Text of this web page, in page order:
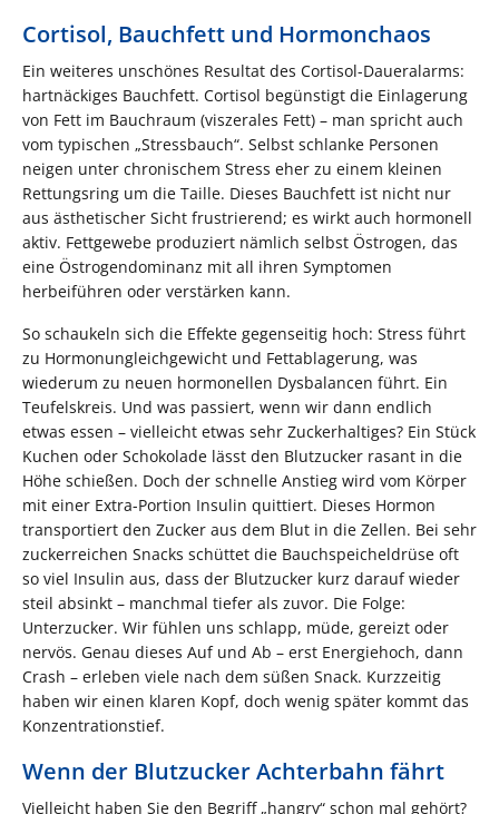
Cortisol, Bauchfett und Hormonchaos
Ein weiteres unschönes Resultat des Cortisol-Daueralarms:
hartnäckiges Bauchfett. Cortisol begünstigt die Einlagerung
von Fett im Bauchraum (viszerales Fett) – man spricht auch
vom typischen „Stressbauch“. Selbst schlanke Personen
neigen unter chronischem Stress eher zu einem kleinen
Rettungsring um die Taille. Dieses Bauchfett ist nicht nur
aus ästhetischer Sicht frustrierend; es wirkt auch hormonell
aktiv. Fettgewebe produziert nämlich selbst Östrogen, das
eine Östrogendominanz mit all ihren Symptomen
herbeiführen oder verstärken kann.
So schaukeln sich die Effekte gegenseitig hoch: Stress führt
zu Hormonungleichgewicht und Fettablagerung, was
wiederum zu neuen hormonellen Dysbalancen führt. Ein
Teufelskreis. Und was passiert, wenn wir dann endlich
etwas essen – vielleicht etwas sehr Zuckerhaltiges? Ein Stück
Kuchen oder Schokolade lässt den Blutzucker rasant in die
Höhe schießen. Doch der schnelle Anstieg wird vom Körper
mit einer Extra-Portion Insulin quittiert. Dieses Hormon
transportiert den Zucker aus dem Blut in die Zellen. Bei sehr
zuckerreichen Snacks schüttet die Bauchspeicheldrüse oft
so viel Insulin aus, dass der Blutzucker kurz darauf wieder
steil absinkt – manchmal tiefer als zuvor. Die Folge:
Unterzucker. Wir fühlen uns schlapp, müde, gereizt oder
nervös. Genau dieses Auf und Ab – erst Energiehoch, dann
Crash – erleben viele nach dem süßen Snack. Kurzzeitig
haben wir einen klaren Kopf, doch wenig später kommt das
Konzentrationstief.
Wenn der Blutzucker Achterbahn fährt
Vielleicht haben Sie den Begriff „hangry“ schon mal gehört?